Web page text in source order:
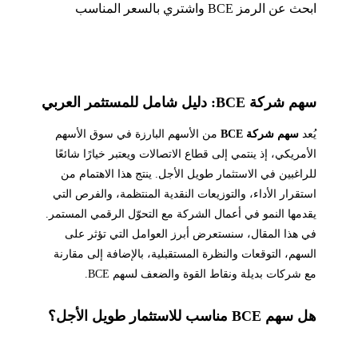
ابحث عن الرمز BCE واشتري بالسعر المناسب
سهم شركة BCE: دليل شامل للمستثمر العربي
يُعد سهم شركة BCE
من الأسهم البارزة في سوق الأسهم
الأمريكي، إذ ينتمي إلى قطاع الاتصالات ويعتبر خيارًا شائعًا
للراغبين في الاستثمار طويل الأجل. ينتج هذا الاهتمام من
استقرار الأداء، والتوزيعات النقدية المنتظمة، والفرص التي
يقدمها النمو في أعمال الشركة مع التحوّل الرقمي المستمر.
في هذا المقال، سنستعرض أبرز العوامل التي تؤثر على
السهم، التوقعات والنظرة المستقبلية، بالإضافة إلى مقارنة
مع شركات بديلة ونقاط القوة والضعف لسهم BCE.
هل سهم BCE مناسب للاستثمار طويل الأجل؟